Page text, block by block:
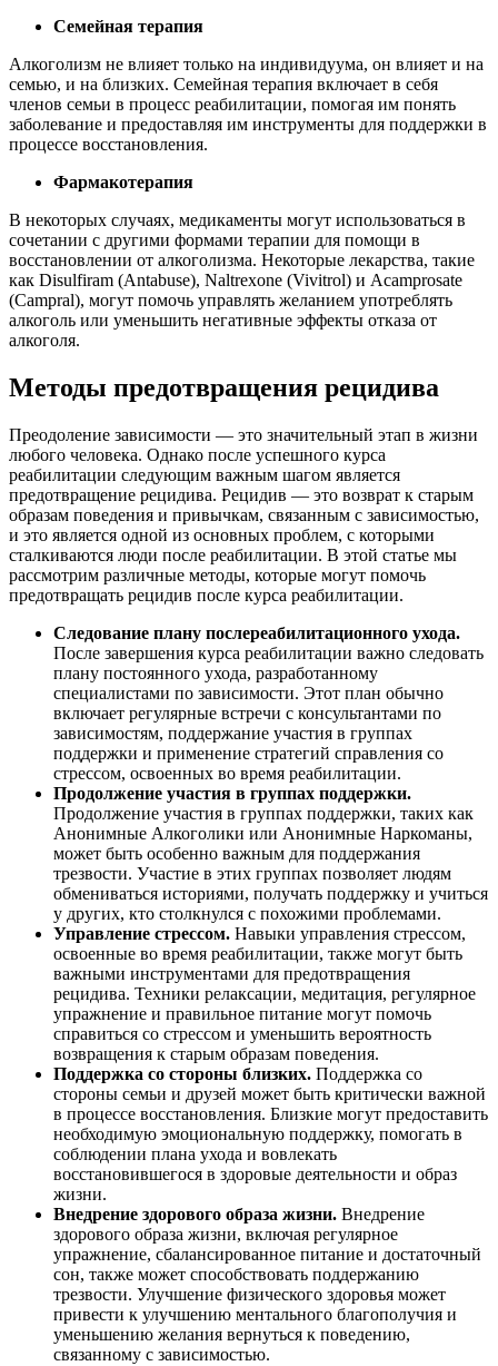
Семейная терапия
Алкоголизм не влияет только на индивидуума, он влияет и на
семью, и на близких. Семейная терапия включает в себя
членов семьи в процесс реабилитации, помогая им понять
заболевание и предоставляя им инструменты для поддержки в
процессе восстановления.
Фармакотерапия
В некоторых случаях, медикаменты могут использоваться в
сочетании с другими формами терапии для помощи в
восстановлении от алкоголизма. Некоторые лекарства, такие
как Disulfiram (Antabuse), Naltrexone (Vivitrol) и Acamprosate
(Campral), могут помочь управлять желанием употреблять
алкоголь или уменьшить негативные эффекты отказа от
алкоголя.
Методы предотвращения рецидива
Преодоление зависимости — это значительный этап в жизни
любого человека. Однако после успешного курса
реабилитации следующим важным шагом является
предотвращение рецидива. Рецидив — это возврат к старым
образам поведения и привычкам, связанным с зависимостью,
и это является одной из основных проблем, с которыми
сталкиваются люди после реабилитации. В этой статье мы
рассмотрим различные методы, которые могут помочь
предотвращать рецидив после курса реабилитации.
Следование плану послереабилитационного ухода.
После завершения курса реабилитации важно следовать
плану постоянного ухода, разработанному
специалистами по зависимости. Этот план обычно
включает регулярные встречи с консультантами по
зависимостям, поддержание участия в группах
поддержки и применение стратегий справления со
стрессом, освоенных во время реабилитации.
Продолжение участия в группах поддержки.
Продолжение участия в группах поддержки, таких как
Анонимные Алкоголики или Анонимные Наркоманы,
может быть особенно важным для поддержания
трезвости. Участие в этих группах позволяет людям
обмениваться историями, получать поддержку и учиться
у других, кто столкнулся с похожими проблемами.
Управление стрессом. Навыки управления стрессом,
освоенные во время реабилитации, также могут быть
важными инструментами для предотвращения
рецидива. Техники релаксации, медитация, регулярное
упражнение и правильное питание могут помочь
справиться со стрессом и уменьшить вероятность
возвращения к старым образам поведения.
Поддержка со стороны близких. Поддержка со
стороны семьи и друзей может быть критически важной
в процессе восстановления. Близкие могут предоставить
необходимую эмоциональную поддержку, помогать в
соблюдении плана ухода и вовлекать
восстановившегося в здоровые деятельности и образ
жизни.
Внедрение здорового образа жизни. Внедрение
здорового образа жизни, включая регулярное
упражнение, сбалансированное питание и достаточный
сон, также может способствовать поддержанию
трезвости. Улучшение физического здоровья может
привести к улучшению ментального благополучия и
уменьшению желания вернуться к поведению,
связанному с зависимостью.